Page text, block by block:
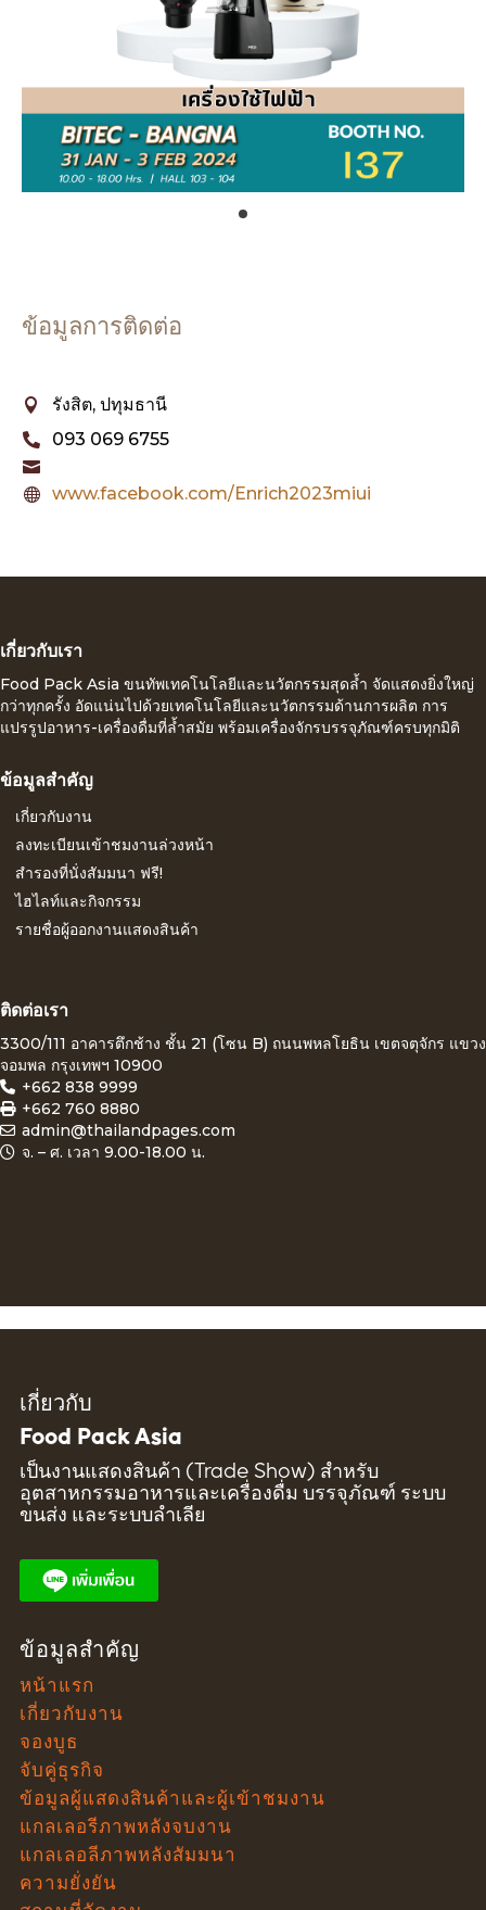
ข้อมูลการติดต่อ
 รังสิต, ปทุมธานี
 093 069 6755


www.facebook.com/Enrich2023miui
เกี่ยวกับเรา
Food Pack Asia ขนทัพเทคโนโลยีและนวัตกรรมสุดล้ำ จัดแสดงยิ่งใหญ่
กว่าทุกครั้ง อัดแน่นไปด้วยเทคโนโลยีและนวัตกรรมด้านการผลิต การ
แปรรูปอาหาร-เครื่องดื่มที่ล้ำสมัย พร้อมเครื่องจักรบรรจุภัณฑ์ครบทุกมิติ
ข้อมูลสำคัญ
เกี่ยวกับงาน
ลงทะเบียนเข้าชมงานล่วงหน้า
สำรองที่นั่งสัมมนา ฟรี!
ไฮไลท์และกิจกรรม
รายชื่อผู้ออกงานแสดงสินค้า
ติดต่อเรา
3300/111 อาคารตึกช้าง ชั้น 21 (โซน B) ถนนพหลโยธิน เขตจตุจักร แขวง
จอมพล กรุงเทพฯ 10900
+662 838 9999
+662 760 8880
admin@thailandpages.com
จ. – ศ. เวลา 9.00-18.00 น.
เกี่ยวกับ
Food Pack Asia
เป็นงานแสดงสินค้า (Trade Show) สำหรับ
อุตสาหกรรมอาหารและเครื่องดื่ม บรรจุภัณฑ์ ระบบ
ขนส่ง และระบบลำเลีย
ข้อมูลสำคัญ
หน้าแรก
เกี่ยวกับงาน
จองบูธ
จับคู่ธุรกิจ
ข้อมูลผู้แสดงสินค้าและผู้เข้าชมงาน
แกลเลอรีภาพหลังจบงาน
แกลเลอลีภาพหลังสัมมนา
ความยั่งยัน